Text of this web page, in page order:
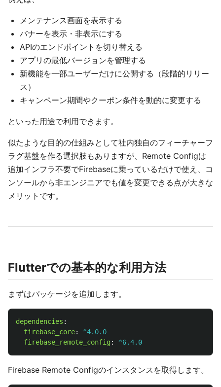
メンテナンス画面を表示する
バナーを表示・非表示にする
APIのエンドポイントを切り替える
アプリの最低バージョンを管理する
新機能を一部ユーザーだけに公開する（段階的リリー
ス）
キャンペーン期間やクーポン条件を動的に変更する
といった用途で利用できます。
似たような目的の仕組みとして社内独自のフィーチャーフ
ラグ基盤を作る選択肢もありますが、Remote Configは
追加インフラ不要でFirebaseに乗っているだけで使え、コ
ンソールから非エンジニアでも値を変更できる点が大きな
メリットです。
Flutterでの基本的な利用方法
まずはパッケージを追加します。
dependencies :
firebase_core:
^4.0.0
firebase_remote_config: ^6.4.0
Firebase Remote Configのインスタンスを取得します。